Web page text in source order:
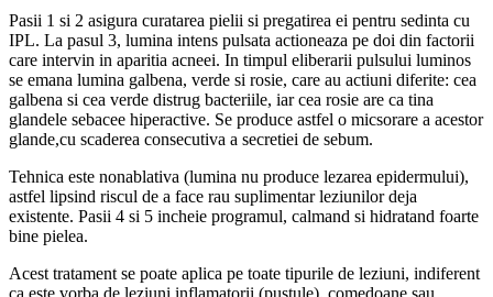
Pasii 1 si 2 asigura curatarea pielii si pregatirea ei pentru sedinta cu
IPL. La pasul 3, lumina intens pulsata actioneaza pe doi din factorii
care intervin in aparitia acneei. In timpul eliberarii pulsului luminos
se emana lumina galbena, verde si rosie, care au actiuni diferite: cea
galbena si cea verde distrug bacteriile, iar cea rosie are ca tina
glandele sebacee hiperactive. Se produce astfel o micsorare a acestor
glande,cu scaderea consecutiva a secretiei de sebum.
Tehnica este nonablativa (lumina nu produce lezarea epidermului),
astfel lipsind riscul de a face rau suplimentar leziunilor deja
existente. Pasii 4 si 5 incheie programul, calmand si hidratand foarte
bine pielea.
Acest tratament se poate aplica pe toate tipurile de leziuni, indiferent